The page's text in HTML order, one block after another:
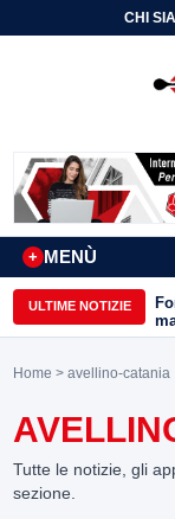
CHI
MENÙ
+
ULTIME NOTIZIE
Home > avellino-catania
Tutte le notizie, gli
sezione.